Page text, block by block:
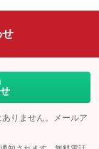
せ
りません。メールア